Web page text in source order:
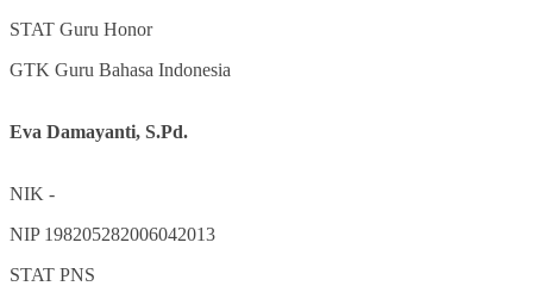
STAT Guru Honor
GTK Guru Bahasa Indonesia
Eva Damayanti, S.Pd.
NIK -
NIP 198205282006042013
STAT PNS